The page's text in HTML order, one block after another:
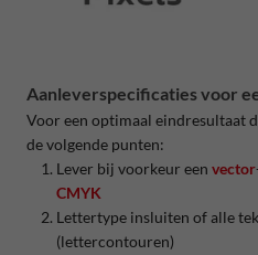
Aanleverspecificaties voor
Voor een optimaal eindresultaat
de volgende punten:
Lever bij voorkeur eenvector
CMYK
Lettertype insluiten of alle
(lettercontouren)